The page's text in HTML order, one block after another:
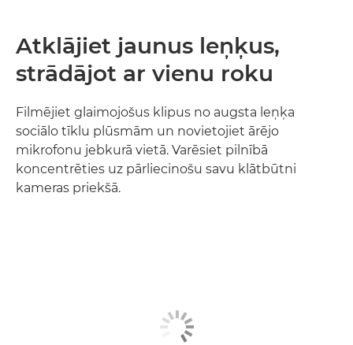
Atklājiet jaunus leņķus,
strādājot ar vienu roku
Filmējiet glaimojošus klipus no augsta leņķa
sociālo tīklu plūsmām un novietojiet ārējo
mikrofonu jebkurā vietā. Varēsiet pilnībā
koncentrēties uz pārliecinošu savu klātbūtni
kameras priekšā.